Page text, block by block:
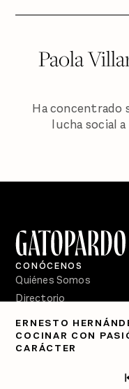
Paola
Ha concentrado
lucha social
ERNESTO
COCINAR CON
CARÁCTER
CONÓCENOS
Quiénes Somos
Directorio
PÓDCASTS
Semanario Gatopardo